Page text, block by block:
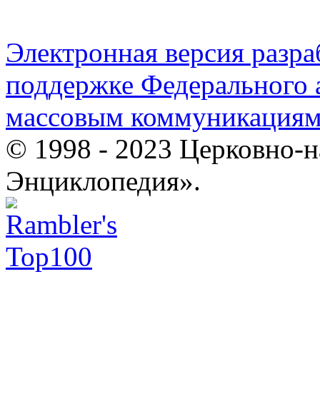
Электронная версия
поддержке Федерального
массовым
© 1998 - 2023 Церковно-
Энциклопедия».